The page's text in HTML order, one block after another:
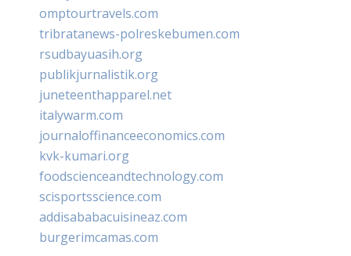
omptourtravels.com
tribratanews-polreskebumen.com
rsudbayuasih.org
publikjurnalistik.org
juneteenthapparel.net
italywarm.com
journaloffinanceeconomics.com
kvk-kumari.org
foodscienceandtechnology.com
scisportsscience.com
addisababacuisineaz.com
burgerimcamas.com